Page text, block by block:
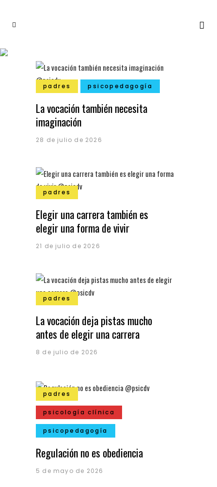
padres psicopedagogía
La vocación también necesita
imaginación
28 de julio de 2026
padres
Elegir una carrera también es
elegir una forma de vivir
21 de julio de 2026
padres
La vocación deja pistas mucho
antes de elegir una carrera
8 de julio de 2026
padres
psicología clínica
psicopedagogía
Regulación no es obediencia
5 de mayo de 2026